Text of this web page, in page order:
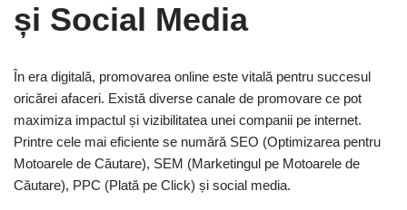
și Social Media
În era digitală, promovarea online este vitală pentru succesul
oricărei afaceri. Există diverse canale de promovare ce pot
maximiza impactul și vizibilitatea unei companii pe internet.
Printre cele mai eficiente se numără SEO (Optimizarea pentru
Motoarele de Căutare), SEM (Marketingul pe Motoarele de
Căutare), PPC (Plată pe Click) și social media.